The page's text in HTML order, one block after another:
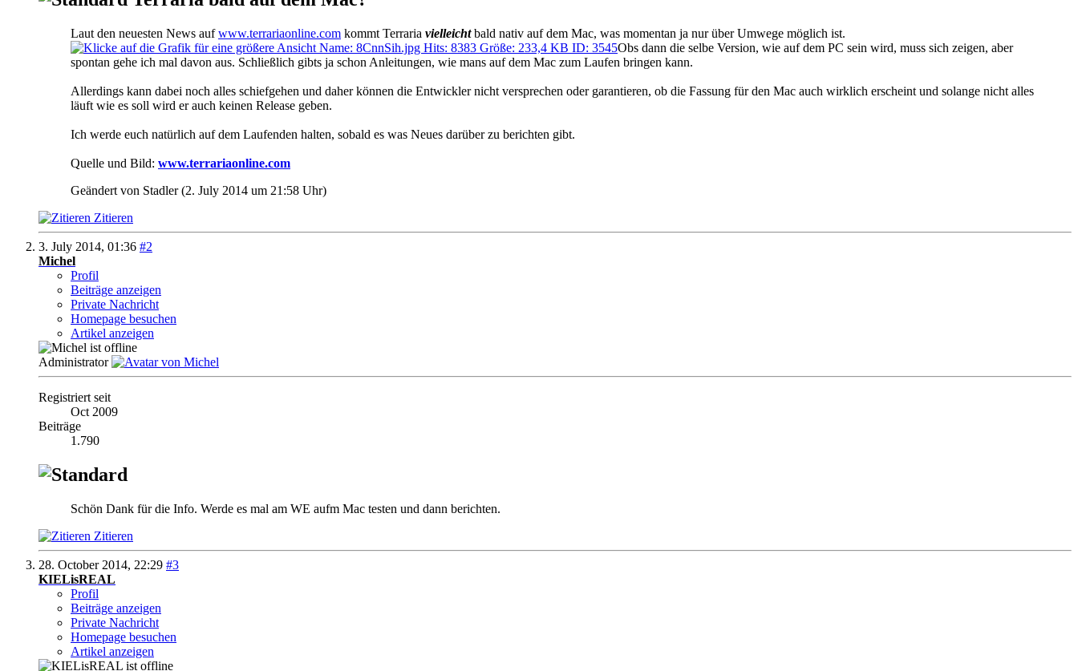
Laut den neuesten News aufwww.terrariaonline.com kommt Terraria vielleichtbald nativ auf dem Mac, was momentan ja nur über Umwege möglich ist.
Obs dann die selbe Version, wie auf dem PC sein wird, muss sich zeigen, aber
spontan gehe ich mal davon aus. Schließlich gibts ja schon Anleitungen, wie mans auf dem Mac zum Laufen bringen kann.
Allerdings kann dabei noch alles schiefgehen und daher können die Entwickler nicht versprechen oder garantieren, ob die Fassung für den Mac auch wirklich erscheint und solange nicht alles
läuft wie es soll wird er auch keinen Release geben.
Ich werde euch natürlich auf dem Laufenden halten, sobald es was Neues darüber zu berichten gibt.
Quelle und Bild: www.terrariaonline.com
Geändert von Stadler (2. July 2014 um 21:58 Uhr)
Zitieren
3. July 2014, 01:36 #2
Michel
Profil
Beiträge anzeigen
Private Nachricht
Homepage besuchen
Artikel anzeigen
Administrator
Registriert seit
Oct 2009
Beiträge
1.790
Schön Dank für die Info. Werde es mal am WE aufm Mac testen und dann berichten.
Zitieren
28. October 2014, 22:29 #3
KIELisREAL
Profil
Beiträge anzeigen
Private Nachricht
Homepage besuchen
Artikel anzeigen